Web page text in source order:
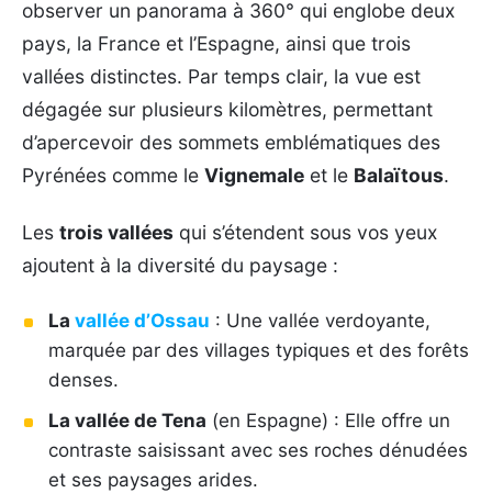
observer un panorama à 360° qui englobe deux
pays, la France et l’Espagne, ainsi que trois
vallées distinctes. Par temps clair, la vue est
dégagée sur plusieurs kilomètres, permettant
d’apercevoir des sommets emblématiques des
Pyrénées comme le Vignemale et le Balaïtous.
Les trois vallées qui s’étendent sous vos yeux
ajoutent à la diversité du paysage :
La vallée d’Ossau : Une vallée verdoyante,
marquée par des villages typiques et des forêts
denses.
La vallée de Tena (en Espagne) : Elle offre un
contraste saisissant avec ses roches dénudées
et ses paysages arides.